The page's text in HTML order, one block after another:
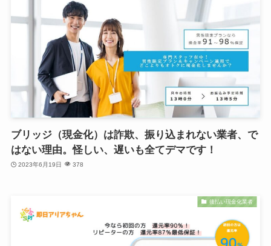
ブリッジ（現金化）は詐欺、振り込まれない業者、で
はない理由。怪しい、遅いも全てデマです！
2023年6月19日 378
後払い現金化業者